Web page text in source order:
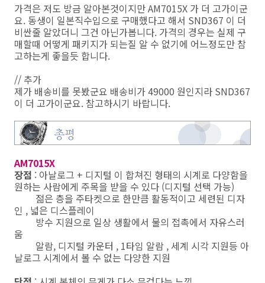
가격은 저도 방금 알아본것이지만 AM7015X 가 더 고가이군
요. 동생이 일본직수입으로 구매했다고 해서 SND367 이 더
비싼줄 알았더니 그건 아닌가봅니다. 가격의 경우는 실제 구
매할때 어떻게 패키지가 되는질 알 수 없기에 어느정도만 참
고하는게 좋을듯 합니다.
// 추가
제가 배송비를 못봤군요 배송비가 49000 원인지라 SND367
이 더 고가이군요. 참고하시기 바랍니다.
AM7015X
장점 : 아날로그 + 디지털 이 합쳐진 형태의 시계로 다양함을
원하는 사람에게 주목을 받을 수 있다 (디지털 선택 가능)
젊은 층을 주타켓으로 한만큼 활동적이고 세련된 디자
인 , 넓은 디스플레이
방수 지원으로 일상 생활에서 물의 접촉에서 자유스러
움
알람, 디지털 카운터 , 1타임 알람 , 세계 시각 지원등 아
날로그 시계에서 볼 수 없는 다양한 지원